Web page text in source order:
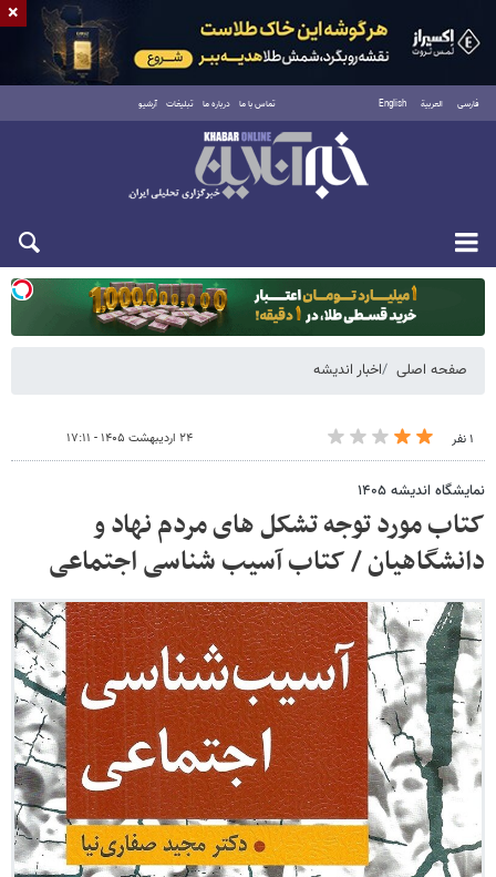
فارسی العربية English تماس با ما درباره ما تبلیغات آرشیو
یکشنبه ۱۸ مرداد ۱۴۰۵
صفحه اصلی اخبار اندیشه
۱ نفر ۲۴ اردیبهشت ۱۴۰۵ - ۱۷:۱۱
نمایشگاه اندیشه ۱۴۰۵
کتاب مورد توجه تشکل های مردم نهاد و
دانشگاهیان / کتاب آسیب شناسی اجتماعی
×